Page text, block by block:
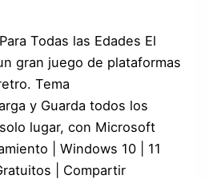
Todas las Edades El
gran juego de plataformas
Tema
y Guarda todos los
lugar, con Microsoft
| Windows 10 | 11
| Compartir